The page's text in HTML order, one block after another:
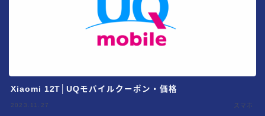
Xiaomi 12T│UQモバイルクーポン・価格
2023.11.27 スマホ